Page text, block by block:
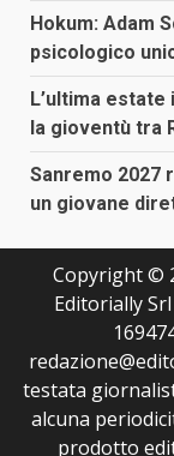
Hokum: Adam
psicologico
L’ultima
la gioventù tra
Sanremo 2027
un giovane
Copyright ©
Editorially
testata
alcuna
prodotto